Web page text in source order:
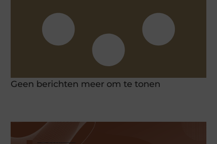
Geen berichten meer om te tonen